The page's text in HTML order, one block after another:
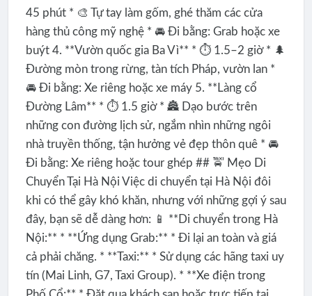
45 phút * 🎨 Tự tay làm gốm, ghé thăm các cửa
hàng thủ công mỹ nghệ * 🚘 Đi bằng: Grab hoặc xe
buýt 4. **Vườn quốc gia Ba Vì** * ⏱️ 1.5–2 giờ * 🌲
Đường mòn trong rừng, tàn tích Pháp, vườn lan *
🚘 Đi bằng: Xe riêng hoặc xe máy 5. **Làng cổ
Đường Lâm** * ⏱️ 1.5 giờ * 🏯 Dạo bước trên
những con đường lịch sử, ngắm nhìn những ngôi
nhà truyền thống, tận hưởng vẻ đẹp thôn quê * 🚘
Đi bằng: Xe riêng hoặc tour ghép ## 🚖 Mẹo Di
Chuyển Tại Hà Nội Việc di chuyển tại Hà Nội đôi
khi có thể gây khó khăn, nhưng với những gợi ý sau
đây, bạn sẽ dễ dàng hơn: 📱 **Di chuyển trong Hà
Nội:** * **Ứng dụng Grab:** * Đi lại an toàn và giá
cả phải chăng. * **Taxi:** * Sử dụng các hãng taxi uy
tín (Mai Linh, G7, Taxi Group). * **Xe điện trong